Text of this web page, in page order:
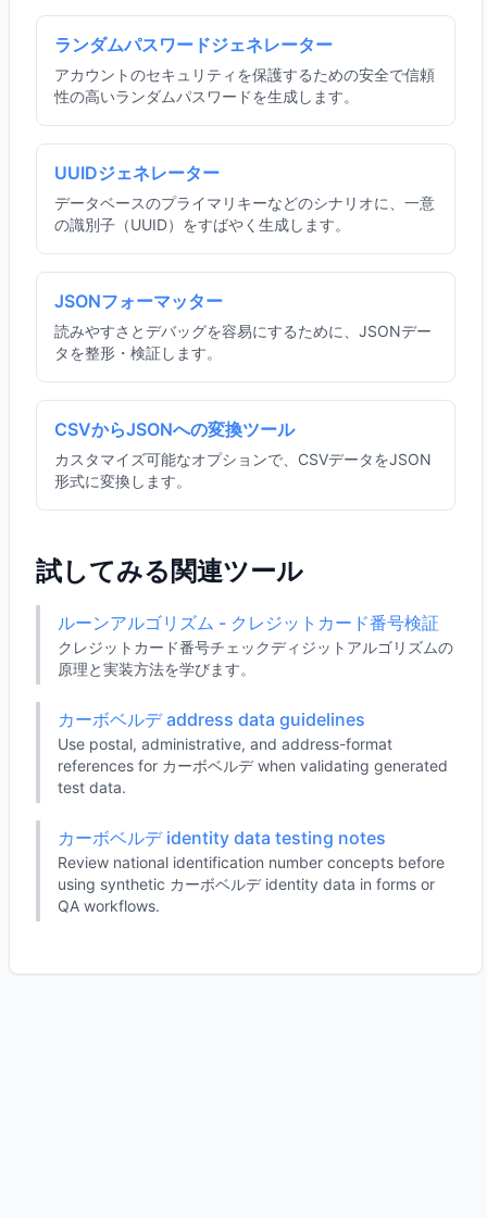
ランダムパスワードジェネレーター
アカウントのセキュリティを保護するための安全で信頼
性の高いランダムパスワードを生成します。
UUIDジェネレーター
データベースのプライマリキーなどのシナリオに、一意
の識別子（UUID）をすばやく生成します。
JSONフォーマッター
読みやすさとデバッグを容易にするために、JSONデー
タを整形・検証します。
CSVからJSONへの変換ツール
カスタマイズ可能なオプションで、CSVデータをJSON
形式に変換します。
試してみる関連ツール
ルーンアルゴリズム - クレジットカード番号検証
クレジットカード番号チェックディジットアルゴリズムの
原理と実装方法を学びます。
カーボベルデ address data guidelines
Use postal, administrative, and address-format
references for カーボベルデ when validating generated
test data.
カーボベルデ identity data testing notes
Review national identification number concepts before
using synthetic カーボベルデ identity data in forms or
QA workflows.